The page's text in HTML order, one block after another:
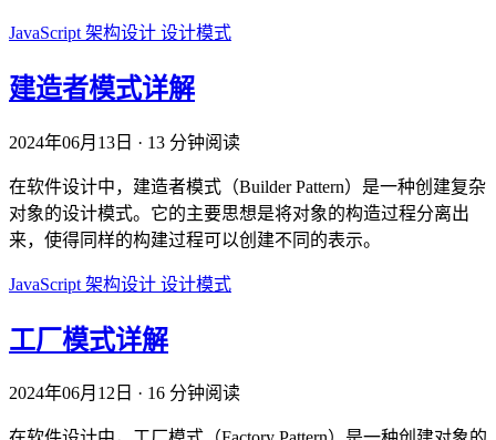
JavaScript 架构设计 设计模式
建造者模式详解
2024年06月13日 · 13 分钟阅读
在软件设计中，建造者模式（Builder Pattern）是一种创建复杂
对象的设计模式。它的主要思想是将对象的构造过程分离出
来，使得同样的构建过程可以创建不同的表示。
JavaScript 架构设计 设计模式
工厂模式详解
2024年06月12日 · 16 分钟阅读